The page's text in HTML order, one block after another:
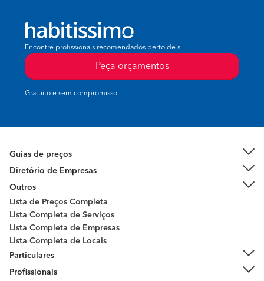
Encontre profissionais recomendados perto de si
Peça orçamentos
Gratuito e sem compromisso.
Guias de preços
Diretório de Empresas
Outros
Lista de Preços Completa
Lista Completa de Serviços
Lista Completa de Empresas
Lista Completa de Locais
Particulares
Profissionais